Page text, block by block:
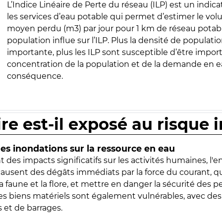
L’Indice Linéaire de Perte du réseau (ILP) est un
les services d’eau potable qui permet d’estimer le
moyen perdu (m3) par jour pour 1 km de réseau
population influe sur l’ILP. Plus la densité de
importante, plus les ILP sont susceptible d’être
concentration de la population et de la demande en
conséquence.
est-il exposé au risque
inondations sur la ressource en eau
des impacts significatifs sur les activités humaines,
des dégâts immédiats par la force du courant,
faune et la flore, et mettre en danger la sécurité des
biens matériels sont également vulnérables, avec
de barrages.